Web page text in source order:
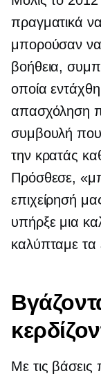
πραγματικά
μπορούσαν
βοήθεια,
οποία
απασχόληση
συμβουλή που
την κρατάς
Πρόσθεσε,
επιχείρησή
υπήρξε μια
καλύπταμε τα
Με τις